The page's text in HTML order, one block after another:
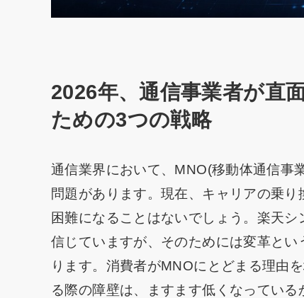
2026年、通信事業者が直
ための3つの戦略
通信業界において、MNO(移動体通信事
問題があります。現在、キャリアの乗
困難になることはないでしょう。楽天
信じていますが、そのためには変革と
ります。消費者がMNOにとどまる理由
る際の障壁は、ますます低くなっている